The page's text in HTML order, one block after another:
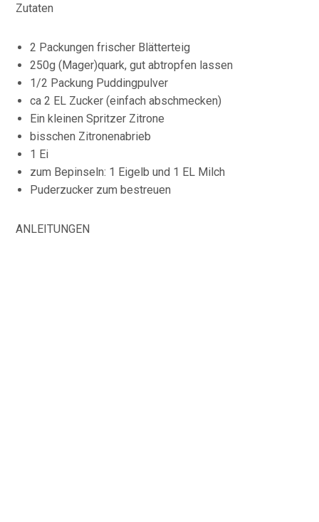
Zutaten
2 Packungen frischer Blätterteig
250g (Mager)quark, gut abtropfen lassen
1/2 Packung Puddingpulver
ca 2 EL Zucker (einfach abschmecken)
Ein kleinen Spritzer Zitrone
bisschen Zitronenabrieb
1 Ei
zum Bepinseln: 1 Eigelb und 1 EL Milch
Puderzucker zum bestreuen
ANLEITUNGEN